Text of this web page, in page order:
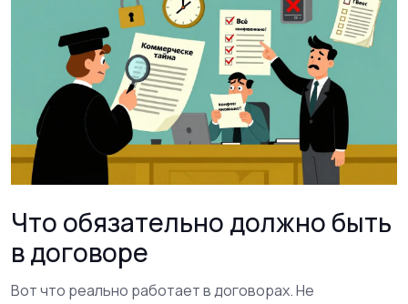
Что обязательно должно быть
в договоре
Вот что реально работает в договорах. Не